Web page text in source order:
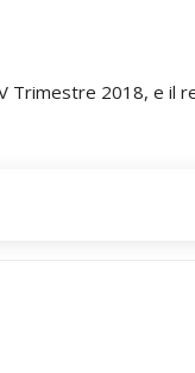
Trimestre 2018, e il